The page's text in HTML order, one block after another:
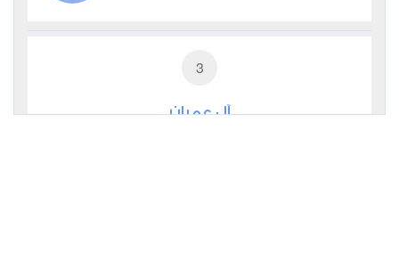
3
آل عمران